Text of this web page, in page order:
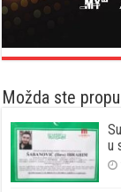
Možda ste
u